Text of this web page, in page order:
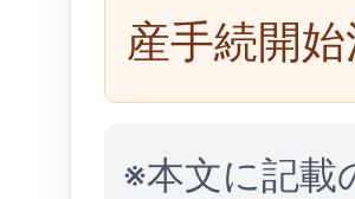
産手続開
※本文に記載